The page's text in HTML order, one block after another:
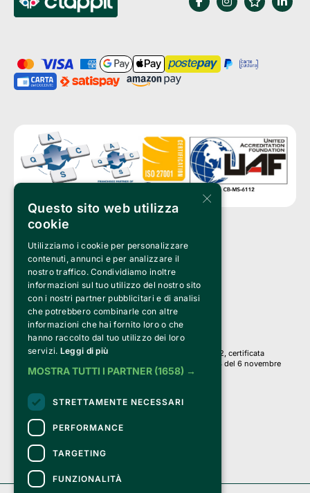
Clappit è un marchio di proprietà di:
Bemils Srl
a Socio Unico
Via Fosse Ardeatine, 4 -20092 Cinisello Balsamo (MI)
PI 05589050961
Iscr. C.C.I.A.A. Milano R.E.A. 1833471
© 2010-2025 Bemils Srl - Tutti i diritti riservati
Credits:
Clappit è basato sulla piattaforma di biglietteria Belive 6.2, certificata
dall’Agenzia delle Entrate con protocollo n. 2025/445474 del 6 novembre
2025.
Su Clappit i tuoi acquisti ed i tuoi dati
sono sicuri e protetti da un certificato SSL
con crittografia a 128 bit.
×
Questo sito web utilizza
cookie
Utilizziamo i cookie per personalizzare
contenuti, annunci e per analizzare il
nostro traffico. Condividiamo inoltre
informazioni sul tuo utilizzo del nostro sito
con i nostri partner pubblicitari e di analisi
che potrebbero combinarle con altre
informazioni che hai fornito loro o che
hanno raccolto dal tuo utilizzo dei loro
servizi. Leggi di più
MOSTRA TUTTI I PARTNER (1658) →
STRETTAMENTE NECESSARI
PERFORMANCE
TARGETING
FUNZIONALITÀ